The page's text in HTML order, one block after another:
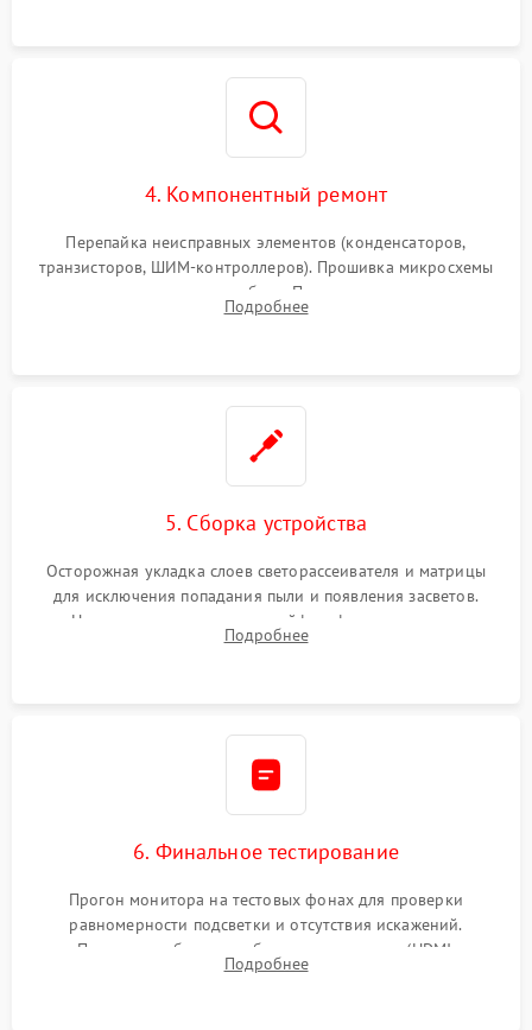
4. Компонентный ремонт
Перепайка неисправных элементов (конденсаторов,
транзисторов, ШИМ-контроллеров). Прошивка микросхемы
памяти при программных сбоях. При поломке подсветки —
разборка матрицы и замена выгоревших светодиодов.
Подробнее
5. Сборка устройства
Осторожная укладка слоев светорассеивателя и матрицы
для исключения попадания пыли и появления засветов.
Надежное подключение шлейфов, фиксация плат и
аккуратное защелкивание пластикового корпуса монитора.
Подробнее
6. Финальное тестирование
Прогон монитора на тестовых фонах для проверки
равномерности подсветки и отсутствия искажений.
Проверка работоспособности всех портов (HDMI,
DisplayPort, VGA) и кнопок управления под нагрузкой в
Подробнее